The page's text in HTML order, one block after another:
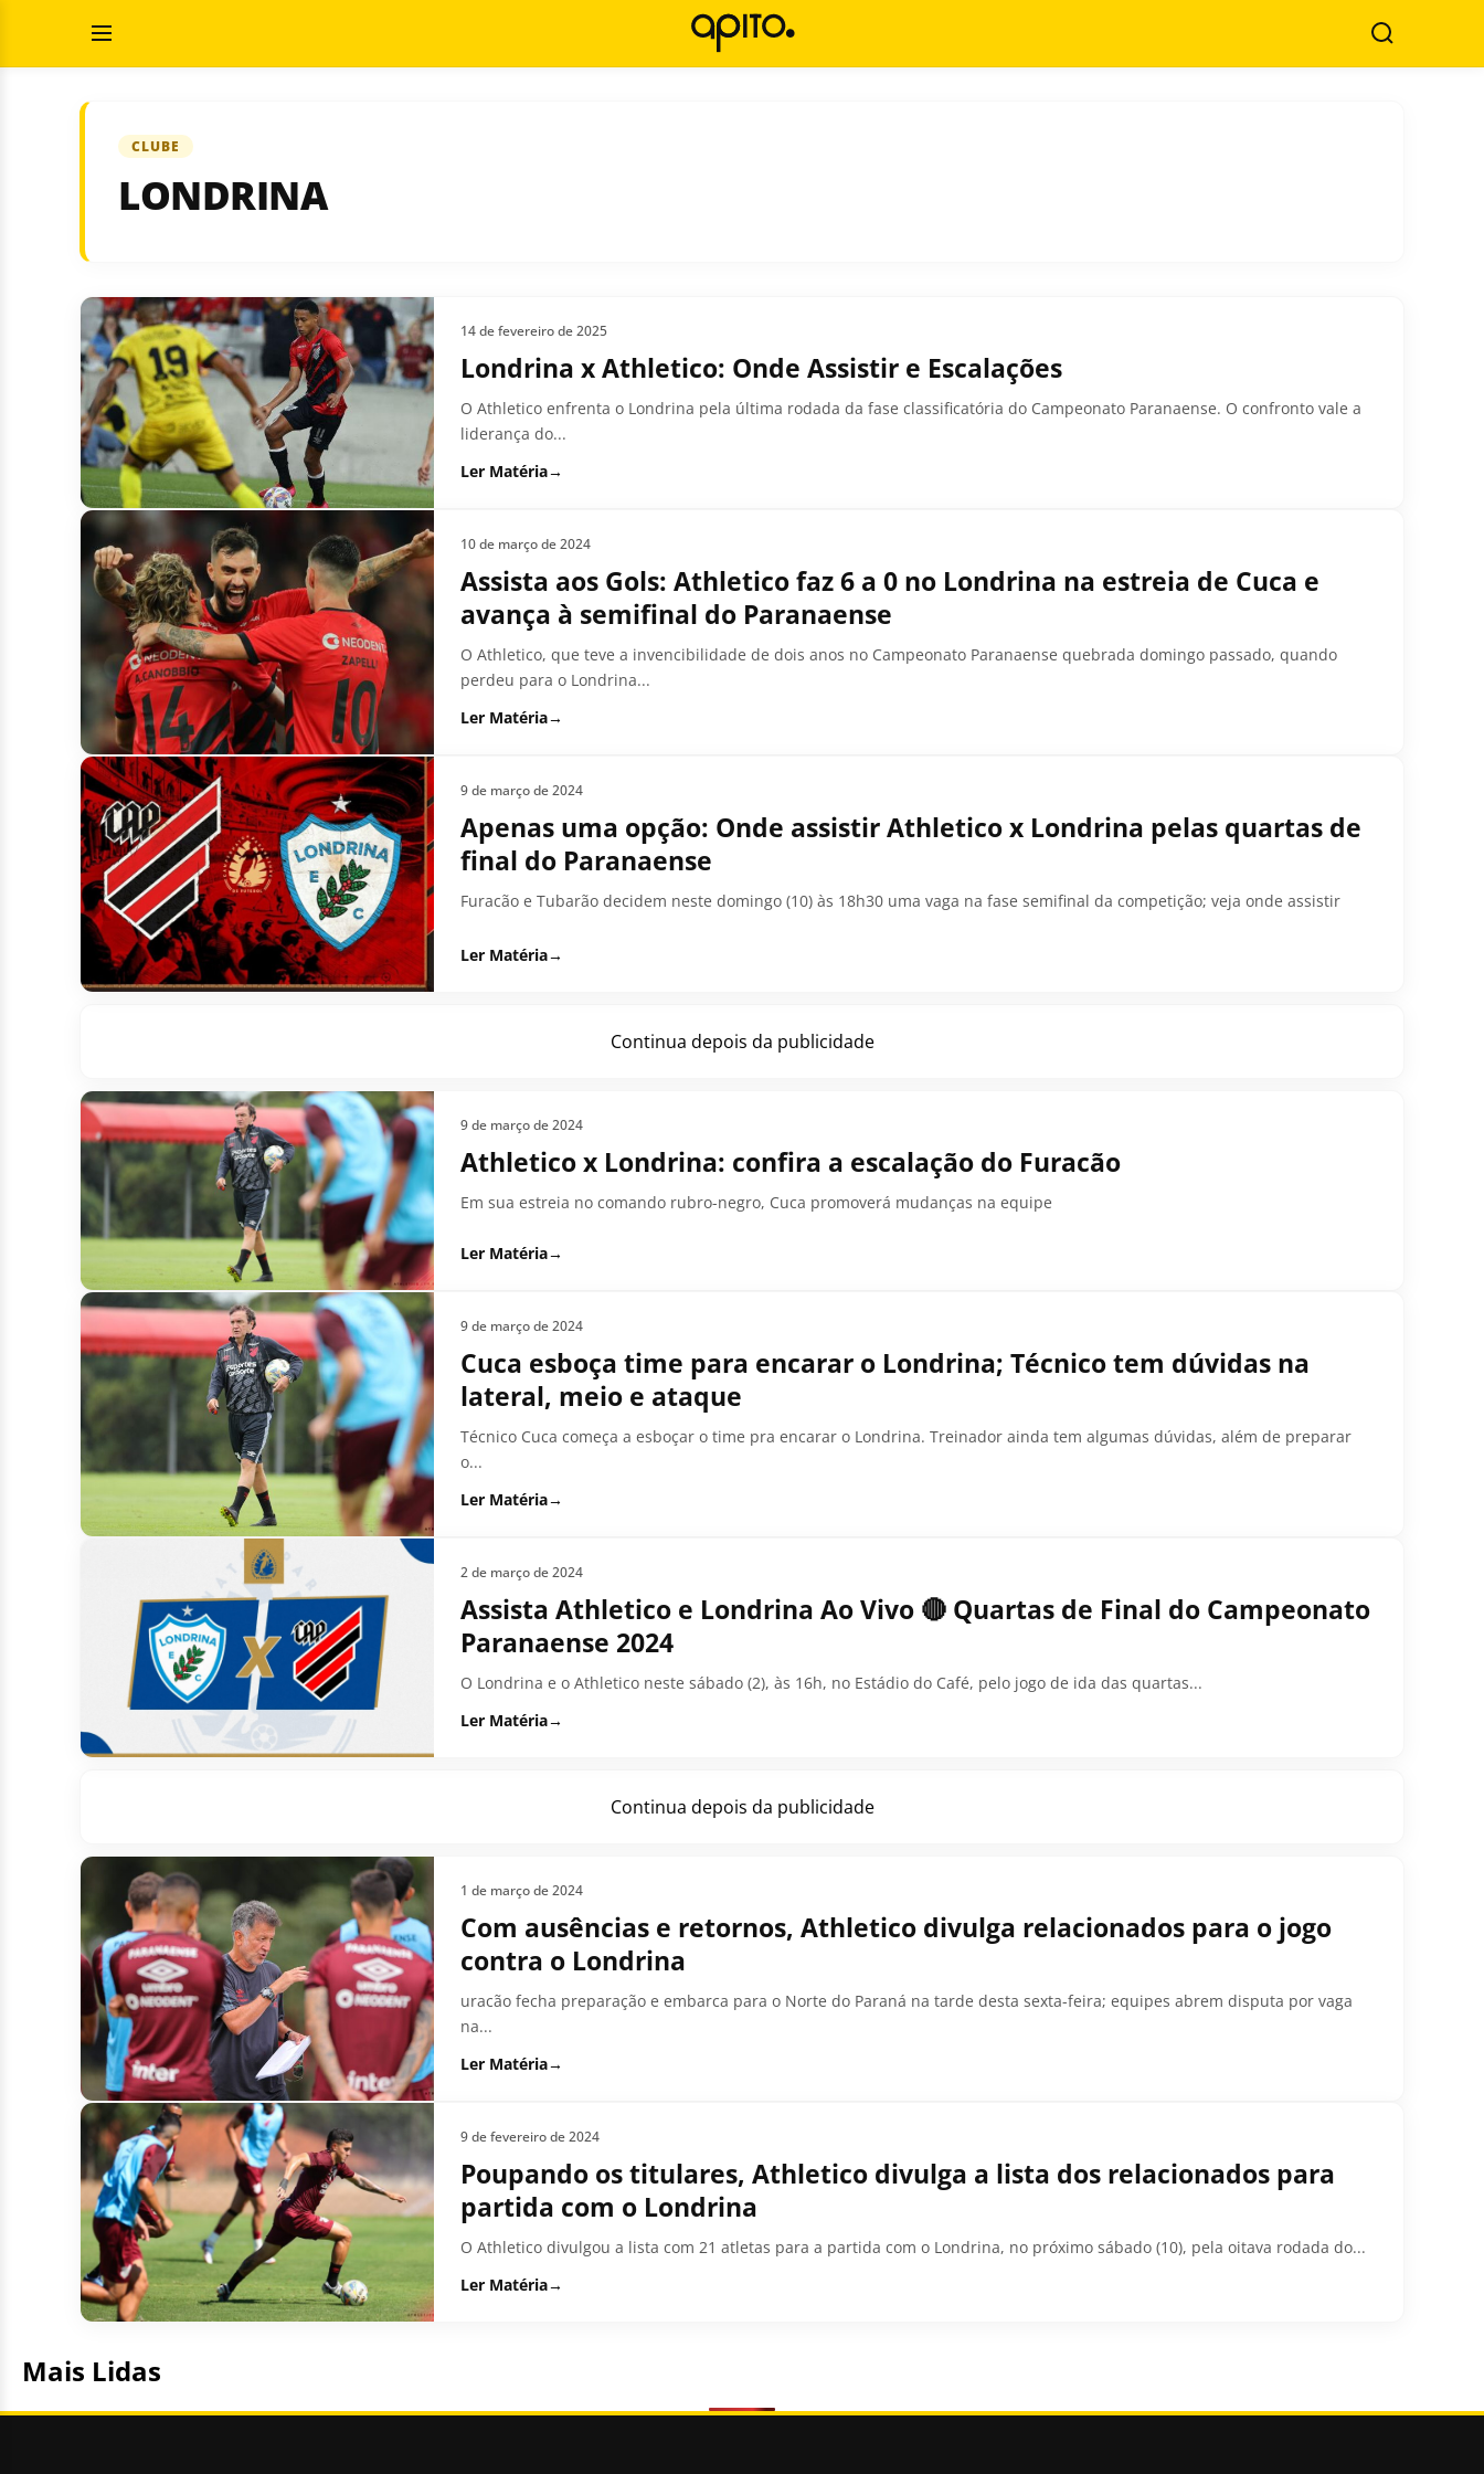
conteúdo
Abrir
Menu
Buscar
CLUBE
LONDRINA
14 de fevereiro de 2025
Londrina x Athletico: Onde Assistir e Escalações
O Athletico enfrenta o Londrina pela última rodada da fase classificatória do Campeonato Paranaense. O confronto vale a
liderança do...
Ler Matéria→
10 de março de 2024
Assista aos Gols: Athletico faz 6 a 0 no Londrina na estreia de Cuca e
avança à semifinal do Paranaense
O Athletico, que teve a invencibilidade de dois anos no Campeonato Paranaense quebrada domingo passado, quando
perdeu para o Londrina...
Ler Matéria→
9 de março de 2024
Apenas uma opção: Onde assistir Athletico x Londrina pelas quartas de
final do Paranaense
Furacão e Tubarão decidem neste domingo (10) às 18h30 uma vaga na fase semifinal da competição; veja onde assistir
Ler Matéria→
Continua depois da publicidade
9 de março de 2024
Athletico x Londrina: confira a escalação do Furacão
Em sua estreia no comando rubro-negro, Cuca promoverá mudanças na equipe
Ler Matéria→
9 de março de 2024
Cuca esboça time para encarar o Londrina; Técnico tem dúvidas na
lateral, meio e ataque
Técnico Cuca começa a esboçar o time pra encarar o Londrina. Treinador ainda tem algumas dúvidas, além de preparar
o...
Ler Matéria→
2 de março de 2024
Assista Athletico e Londrina Ao Vivo 🔴 Quartas de Final do Campeonato
Paranaense 2024
O Londrina e o Athletico neste sábado (2), às 16h, no Estádio do Café, pelo jogo de ida das quartas...
Ler Matéria→
Continua depois da publicidade
1 de março de 2024
Com ausências e retornos, Athletico divulga relacionados para o jogo
contra o Londrina
uracão fecha preparação e embarca para o Norte do Paraná na tarde desta sexta-feira; equipes abrem disputa por vaga
na...
Ler Matéria→
9 de fevereiro de 2024
Poupando os titulares, Athletico divulga a lista dos relacionados para
partida com o Londrina
O Athletico divulgou a lista com 21 atletas para a partida com o Londrina, no próximo sábado (10), pela oitava rodada do...
Ler Matéria→
Mais Lidas